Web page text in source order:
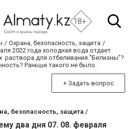
18+
Охрана, безопасность, защита
2022 года холодная вода отдает
раствора для отбеливания "Белизны"?
Раньше такого не было.
+ Задать вопрос
безопасность, защита /
два дня 07. 08. февраля